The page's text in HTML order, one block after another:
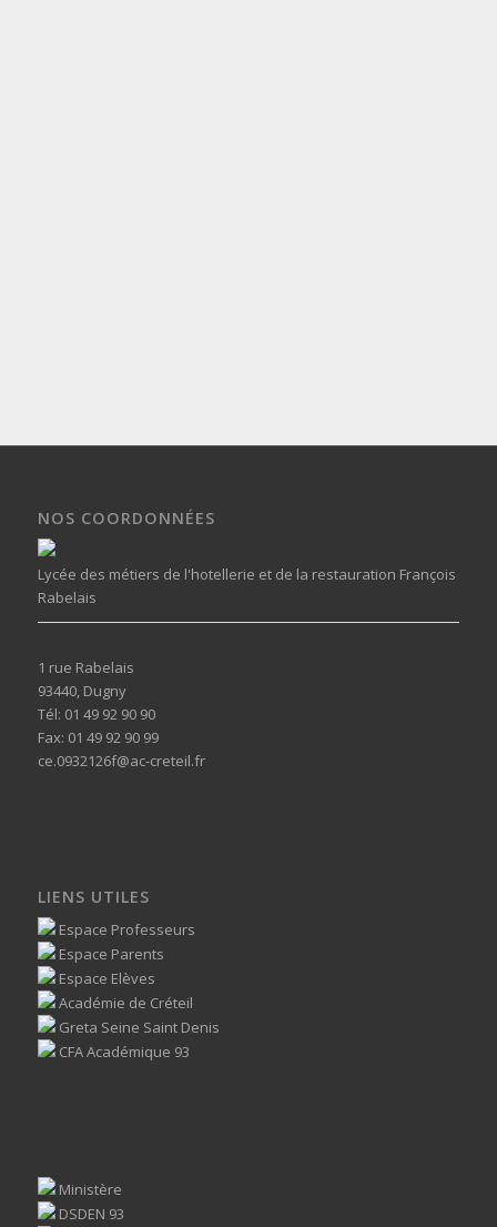
NOS COORDONNÉES
Lycée des métiers de l'hotellerie et de la restauration François
Rabelais
1 rue Rabelais
93440, Dugny
Tél: 01 49 92 90 90
Fax: 01 49 92 90 99
ce.0932126f@ac-creteil.fr
LIENS UTILES
Espace Professeurs
Espace Parents
Espace Elèves
Académie de Créteil
Greta Seine Saint Denis
CFA Académique 93
Ministère
DSDEN 93